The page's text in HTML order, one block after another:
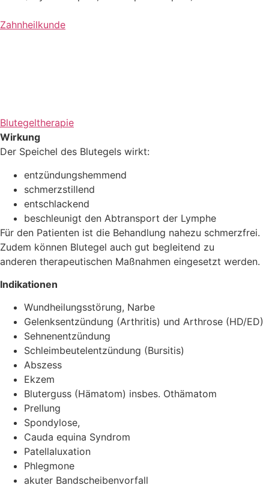
Zahnheilkunde
Blutegeltherapie
Wirkung
Der Speichel des Blutegels wirkt:
entzündungshemmend
schmerzstillend
entschlackend
beschleunigt den Abtransport der Lymphe
Für den Patienten ist die Behandlung nahezu schmerzfrei.
Zudem können Blutegel auch gut begleitend zu
anderen therapeutischen Maßnahmen eingesetzt werden.
Indikationen
Wundheilungsstörung, Narbe
Gelenksentzündung (Arthritis) und Arthrose (HD/ED)
Sehnenentzündung
Schleimbeutelentzündung (Bursitis)
Abszess
Ekzem
Bluterguss (Hämatom) insbes. Othämatom
Prellung
Spondylose,
Cauda equina Syndrom
Patellaluxation
Phlegmone
akuter Bandscheibenvorfall